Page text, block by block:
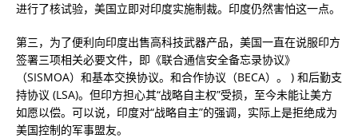
进行了核试验，美国立即对印度实施制裁。印度仍然害怕这一点。
第三，为了便利向印度出售高科技武器产品，美国一直在说服印方
签署三项相关必要文件，即《联合通信安全备忘录协议》
（SISMOA）和基本交换协议。和合作协议（BECA）。 ) 和后勤支
持协议 (LSA)。但印方担心其“战略自主权”受损，至今未能让美方
如愿以偿。可以说，印度对“战略自主”的强调，实际上是拒绝成为
美国控制的军事盟友。